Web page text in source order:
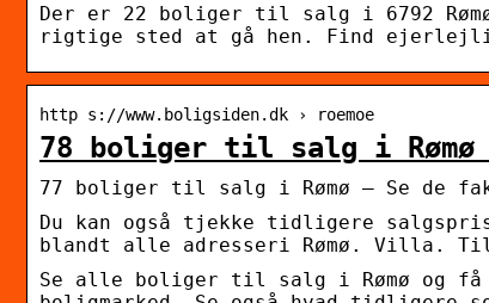
Der er 22 boliger til salg i 6792
rigtige sted at gå hen. Find
http s://www.boligsiden.dk › roemoe
78 boliger til salg i Rømø
77 boliger til salg i Rømø – Se de
Du kan også tjekke tidligere
blandt alle adresseri Rømø. Villa.
Se alle boliger til salg i Rømø og få